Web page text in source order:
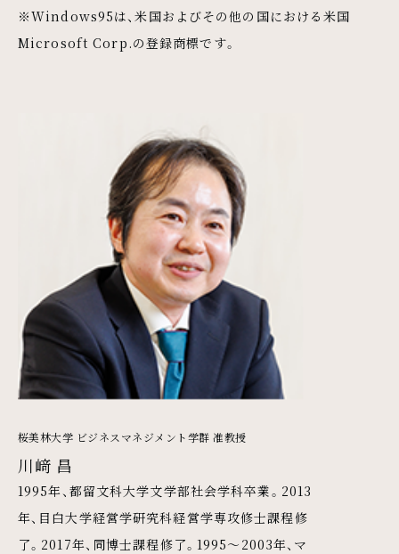
※Windows95は、米国およびその他の国における米国
Microsoft Corp.の登録商標です。
桜美林大学 ビジネスマネジメント学群 准教授
川﨑 昌
1995年、都留文科大学文学部社会学科卒業。2013
年、目白大学経営学研究科経営学専攻修士課程修
了。2017年、同博士課程修了。1995～2003年、マ